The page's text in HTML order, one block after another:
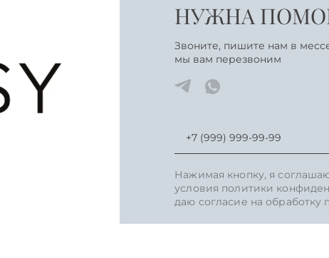
НУЖНА
Звоните, пишите нам в
мы вам перезвоним
Нажимая кнопку, я
условия политики
даю согласие на обработку